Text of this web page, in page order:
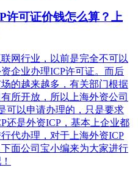
许可证价钱怎么算？上
网行业，以前是完全不可以
企业办理ICP许可证。而后
的越来越多，有关部门根据
所开放，所以上海外资公司
可以申请办理的，只是要求
还是外资ICP，基本上企业都
代办理，对于上海外资ICP
面公司宝小编来为大家进行